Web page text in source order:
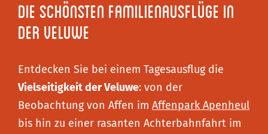
Die schönsten Familienausflüge in
der Veluwe
Entdecken Sie bei einem Tagesausflug die
Vielseitigkeit der Veluwe: von der
Beobachtung von Affen im Affenpark Apenheul
bis hin zu einer rasanten Achterbahnfahrt im